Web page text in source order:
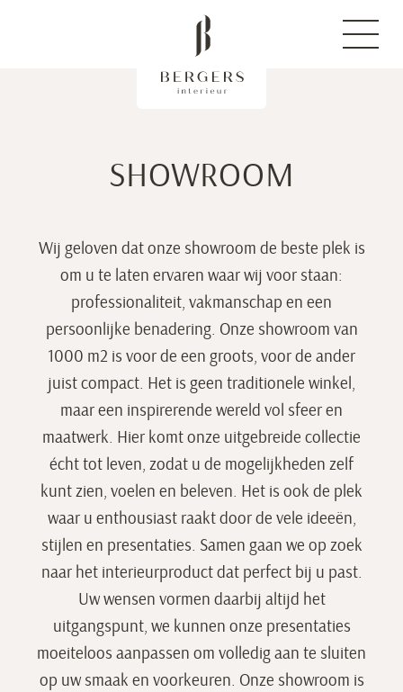
HOME
OVER ONS
ONTWERPSTUDIO
SHOWROOM
COLLECTIE
SHOWROOM
Wij geloven dat onze showroom de beste plek is
om u te laten ervaren waar wij voor staan:
professionaliteit, vakmanschap en een
persoonlijke benadering. Onze showroom van
1000 m2 is voor de een groots, voor de ander
juist compact. Het is geen traditionele winkel,
maar een inspirerende wereld vol sfeer en
maatwerk. Hier komt onze uitgebreide collectie
écht tot leven, zodat u de mogelijkheden zelf
kunt zien, voelen en beleven. Het is ook de plek
waar u enthousiast raakt door de vele ideeën,
stijlen en presentaties. Samen gaan we op zoek
naar het interieurproduct dat perfect bij u past.
Uw wensen vormen daarbij altijd het
uitgangspunt, we kunnen onze presentaties
moeiteloos aanpassen om volledig aan te sluiten
op uw smaak en voorkeuren. Onze showroom is